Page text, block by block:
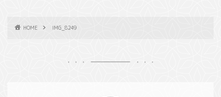
HOME IMG_8249